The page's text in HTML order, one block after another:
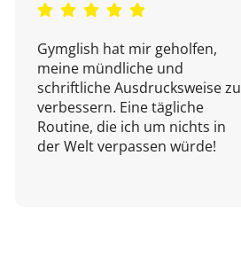
Gymglish hat mir geholfen,
meine mündliche und
schriftliche Ausdrucksweise zu
verbessern. Eine tägliche
Routine, die ich um nichts in
der Welt verpassen würde!